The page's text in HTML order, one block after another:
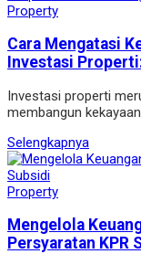
Property
Cara Mengatasi
Investasi
Investasi properti
membangun
Selengkapnya
Property
Mengelola
Persyaratan KPR